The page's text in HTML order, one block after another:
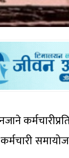
कर्मचारी